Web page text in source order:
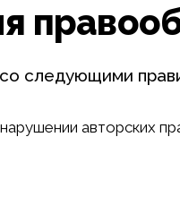
следующими
авторских